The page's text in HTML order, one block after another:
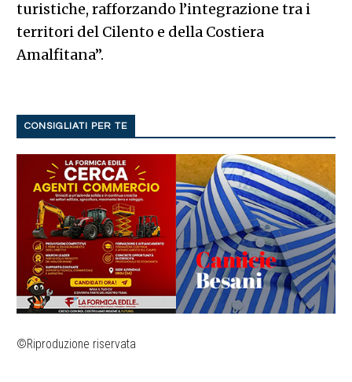
turistiche, rafforzando l’integrazione tra i
territori del Cilento e della Costiera
Amalfitana”.
CONSIGLIATI PER TE
©Riproduzione riservata